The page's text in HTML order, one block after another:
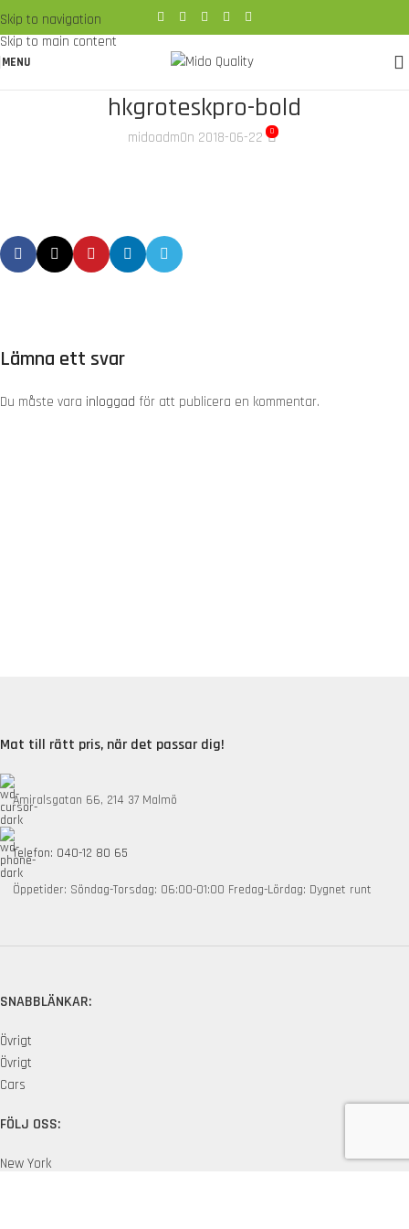
Skip to navigation
Skip to main content
MENU
hkgroteskpro-bold
midoadmOn 2018-06-22 0
Lämna ett svar
Du måste vara inloggad för att publicera en kommentar.
Mat till rätt pris, när det passar dig!
Amiralsgatan 66, 214 37 Malmö
Telefon: 040-12 80 65
Öppetider: Söndag-Torsdag: 06:00-01:00 Fredag-Lördag: Dygnet runt
SNABBLÄNKAR:
Övrigt
Övrigt
Cars
FÖLJ OSS:
New York